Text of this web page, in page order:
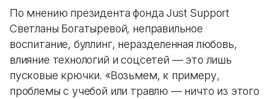
По мнению президента фонда Just Support
Светланы Богатыревой, неправильное
воспитание, буллинг, неразделенная любовь,
влияние технологий и соцсетей — это лишь
пусковые крючки. «Возьмем, к примеру,
проблемы с учебой или травлю — ничто из этого